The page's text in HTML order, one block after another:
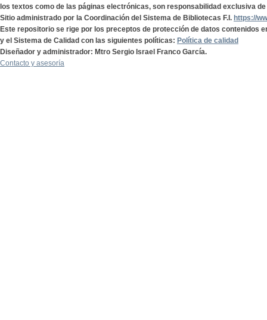
los textos como de las páginas electrónicas, son responsabilidad exclusiva
Sitio administrado por la Coordinación del Sistema de Bibliotecas F.I. https://
Este repositorio se rige por los preceptos de protección de datos contenidos
y el Sistema de Calidad con las siguientes políticas: Política de calidad
Diseñador y administrador: Mtro Sergio Israel Franco García.
Contacto y asesoría